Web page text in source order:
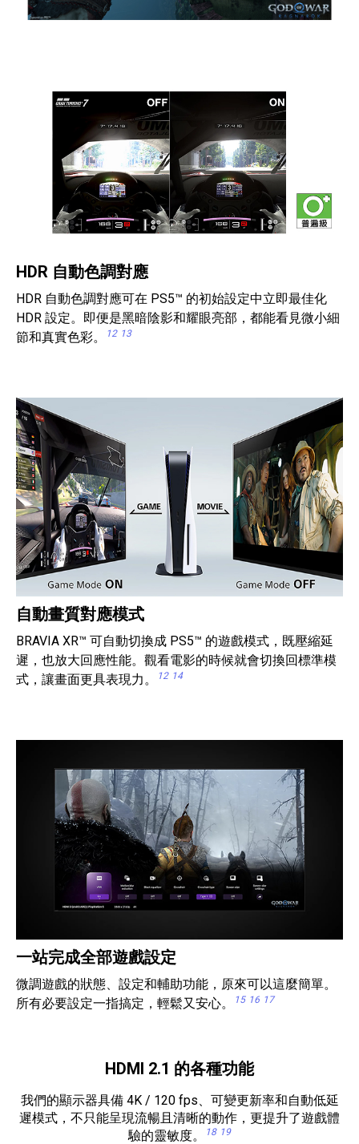
HDR 自動色調對應
HDR 自動色調對應可在 PS5™ 的初始設定中立即最佳化
HDR 設定。即便是黑暗陰影和耀眼亮部，都能看見微小細
節和真實色彩。
12 13
自動畫質對應模式
BRAVIA XR™ 可自動切換成 PS5™ 的遊戲模式，既壓縮延
遲，也放大回應性能。觀看電影的時候就會切換回標準模
式，讓畫面更具表現力。
12 14
一站完成全部遊戲設定
微調遊戲的狀態、設定和輔助功能，原來可以這麼簡單。
所有必要設定一指搞定，輕鬆又安心。
15 16 17
HDMI 2.1 的各種功能
我們的顯示器具備 4K / 120 fps、可變更新率和自動低延
遲模式，不只能呈現流暢且清晰的動作，更提升了遊戲體
驗的靈敏度。
18 19